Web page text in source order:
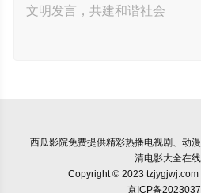
西瓜影院免费提供精彩热播电视剧、动
清电影大全在
Copyright © 2023 tzjygjwj.com
京ICP备